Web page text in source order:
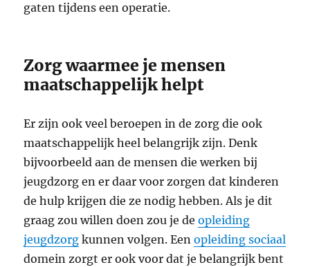
gaten tijdens een operatie.
Zorg waarmee je mensen
maatschappelijk helpt
Er zijn ook veel beroepen in de zorg die ook
maatschappelijk heel belangrijk zijn. Denk
bijvoorbeeld aan de mensen die werken bij
jeugdzorg en er daar voor zorgen dat kinderen
de hulp krijgen die ze nodig hebben. Als je dit
graag zou willen doen zou je deopleiding
jeugdzorg kunnen volgen. Eenopleiding sociaal
domein zorgt er ook voor dat je belangrijk bent